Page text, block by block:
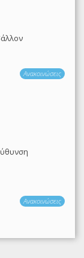
Ανακοινώσεις
Ανακοινώσεις